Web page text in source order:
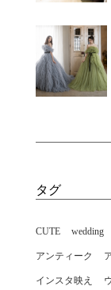
タグ
CUTE wedding
アンティーク
インスタ映え